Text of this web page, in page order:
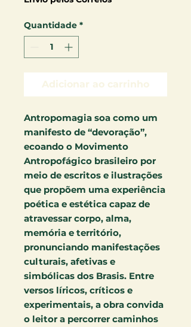
Quantidade *
Adicionar ao carrinho
Antropomagia soa como um
manifesto de “devoração”,
ecoando o Movimento
Antropofágico brasileiro por
meio de escritos e ilustrações
que propõem uma experiência
poética e estética capaz de
atravessar corpo, alma,
memória e território,
pronunciando manifestações
culturais, afetivas e
simbólicas dos Brasis. Entre
versos líricos, críticos e
experimentais, a obra convida
o leitor a percorrer caminhos